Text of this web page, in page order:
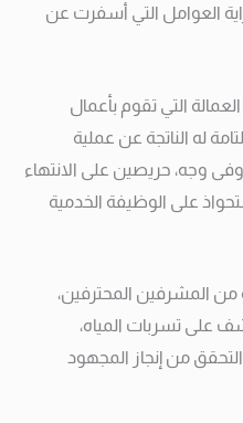
العوامل التي أسفرت عن
التي تقوم بأعمال
له الناتجة عن عملية
وجه، حريصين على الانتهاء
على الوظيفة الخدمية
من المشرفين المحترفين،
على تسربات المياه،
من إنجاز المجهود